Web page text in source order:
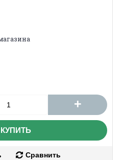
+
КУПИТЬ
Сравнить